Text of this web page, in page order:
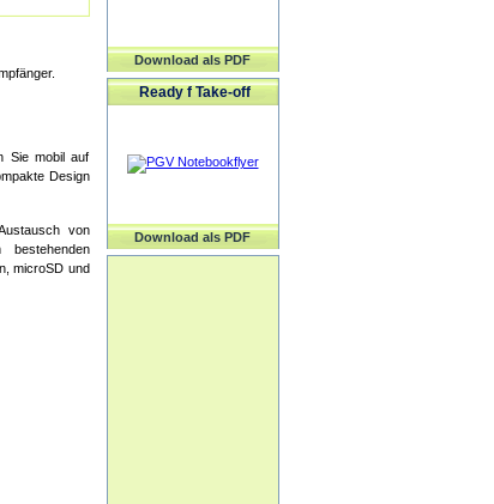
Sie mobil auf
Design
von
microSD und
Download als PDF
Ready f Take-off
Download als PDF